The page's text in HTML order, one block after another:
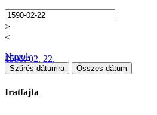
>
<
1590. 02. 22.
Napok
Szűrés dátumra Összes dátum
Iratfajta